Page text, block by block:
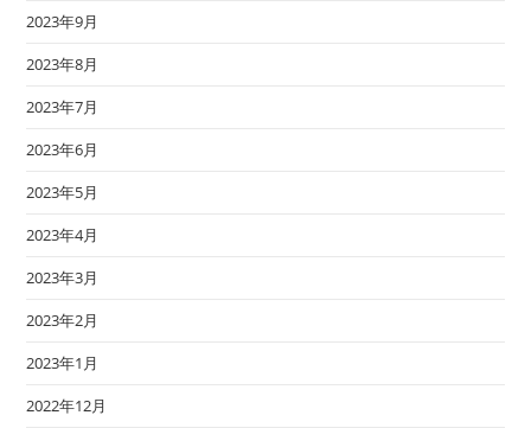
2023年9月
2023年8月
2023年7月
2023年6月
2023年5月
2023年4月
2023年3月
2023年2月
2023年1月
2022年12月